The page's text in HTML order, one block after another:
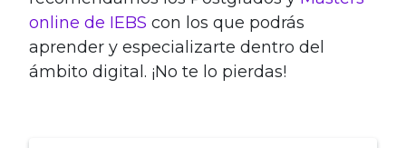
online de IEBS con los que podrás
aprender y especializarte dentro del
ámbito digital. ¡No te lo pierdas!